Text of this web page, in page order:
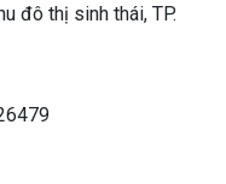
đô thị sinh thái, TP.